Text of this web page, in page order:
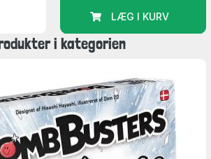
LÆG I KURV
i kategorien